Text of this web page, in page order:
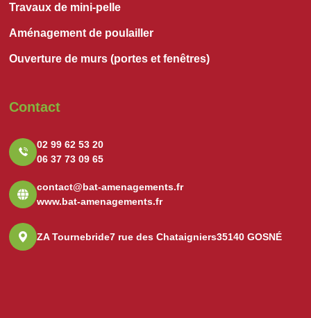
Travaux de mini-pelle
Aménagement de poulailler
Ouverture de murs (portes et fenêtres)
Contact
02 99 62 53 20
06 37 73 09 65
contact@bat-amenagements.fr
www.bat-amenagements.fr
ZA Tournebride7 rue des Chataigniers35140 GOSNÉ